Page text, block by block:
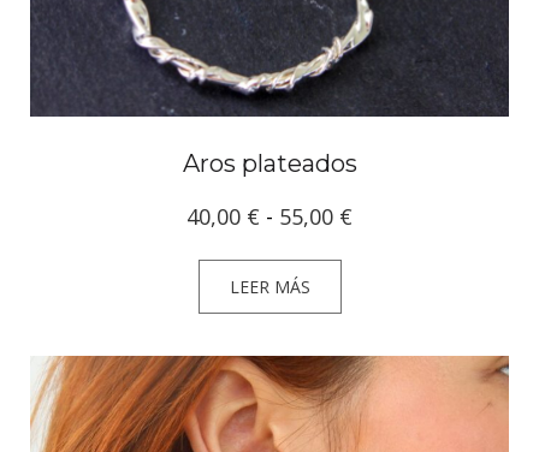
Aros plateados
40,00 € - 55,00 €
hasta
55,00 €
LEER MÁS